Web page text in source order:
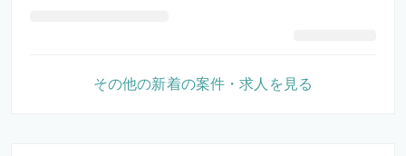
その他の新着の案件・求人を見る